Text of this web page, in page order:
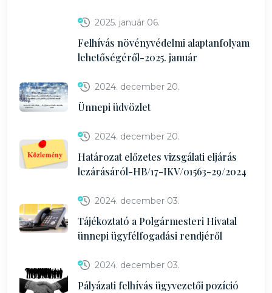
2025. január 06.
Felhívás növényvédelmi alaptanfolyam
lehetőségéről-2025. január
2024. december 20.
Ünnepi üdvözlet
2024. december 20.
Határozat előzetes vizsgálati eljárás
lezárásáról-HB/17-IKV/01563-29/2024
2024. december 03.
Tájékoztató a Polgármesteri Hivatal
ünnepi ügyfélfogadási rendjéről
2024. december 03.
Pályázati felhívás ügyvezetői pozíció